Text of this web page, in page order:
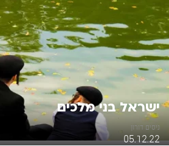
ישראל בני מלכים
ניסים דורון
05.12.22